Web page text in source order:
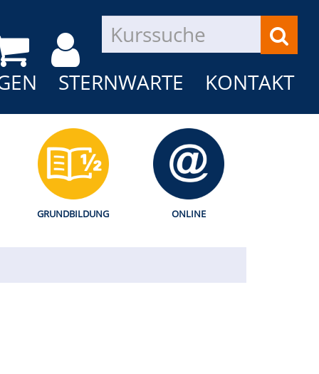
STERNWARTE KONTAKT
GRUNDBILDUNG ONLINE